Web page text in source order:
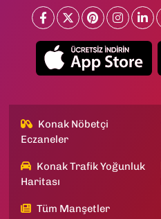
Konak Nöbetçi
Eczaneler
Konak Trafik Yoğunluk
Haritası
Tüm Manşetler